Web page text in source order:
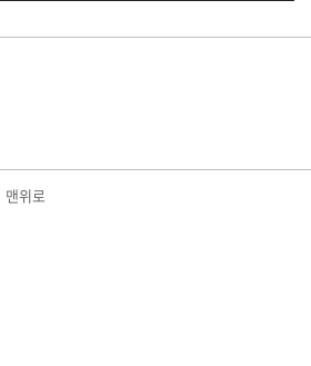
맨위로